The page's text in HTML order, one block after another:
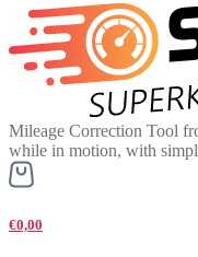
Mileage Correction Tool
while in motion, with
€0,00